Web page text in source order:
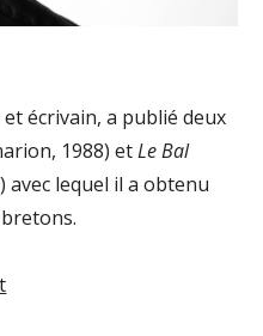
écrivain, a publié deux
1988) et Le Bal
avec lequel il a obtenu